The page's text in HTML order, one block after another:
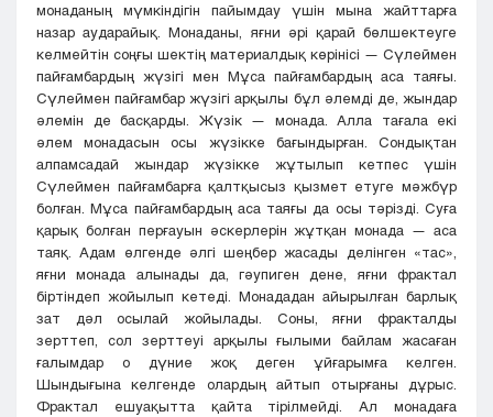
монаданың мүмкіндігін пайымдау үшін мына жайттарға
назар аударайық. Монаданы, яғни әрі қарай бөлшектеуге
келмейтін соңғы шектің материалдық көрінісі — Сүлеймен
пайғамбардың жүзігі мен Мұса пайғамбардың аса таяғы.
Сүлеймен пайғамбар жүзігі арқылы бұл әлемді де, жындар
әлемін де басқарды. Жүзік — монада. Алла тағала екі
әлем монадасын осы жүзікке бағындырған. Сондықтан
алпамсадай жындар жүзікке жұтылып кетпес үшін
Сүлеймен пайғамбарға қалтқысыз қызмет етуге мәжбүр
болған. Мұса пайғамбардың аса таяғы да осы тәрізді. Суға
қарық болған перғауын әскерлерін жұтқан монада — аса
таяқ. Адам өлгенде әлгі шеңбер жасады делінген «тас»,
яғни монада алынады да, гәупиген дене, яғни фрактал
біртіндеп жойылып кетеді. Монададан айырылған барлық
зат дәл осылай жойылады. Соны, яғни фракталды
зерттеп, сол зерттеуі арқылы ғылыми байлам жасаған
ғалымдар о дүние жоқ деген ұйғарымға келген.
Шындығына келгенде олардың айтып отырғаны дұрыс.
Фрактал ешуақытта қайта тірілмейді. Ал монадаға